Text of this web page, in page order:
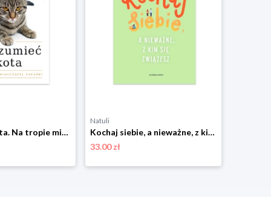
Zrozumieć kota. Na tropie miauczącej zagadki Czarna owca
Natuli
Kochaj siebie, a nieważne, z kim się zwiążesz Czarna owca
33.00 zł